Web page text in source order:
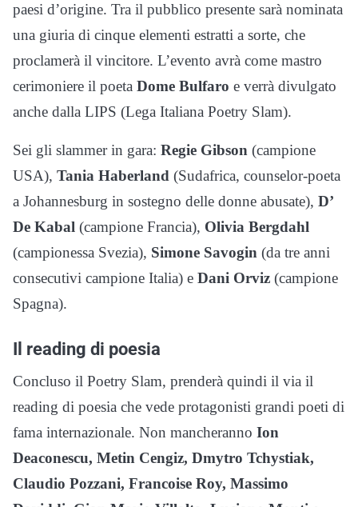
paesi d’origine. Tra il pubblico presente sarà nominata
una giuria di cinque elementi estratti a sorte, che
proclamerà il vincitore. L’evento avrà come mastro
cerimoniere il poeta Dome Bulfaro e verrà divulgato
anche dalla LIPS (Lega Italiana Poetry Slam).
Sei gli slammer in gara: Regie Gibson (campione
USA), Tania Haberland (Sudafrica, counselor-poeta
a Johannesburg in sostegno delle donne abusate), D’
De Kabal (campione Francia), Olivia Bergdahl
(campionessa Svezia), Simone Savogin (da tre anni
consecutivi campione Italia) e Dani Orviz (campione
Spagna).
Il reading di poesia
Concluso il Poetry Slam, prenderà quindi il via il
reading di poesia che vede protagonisti grandi poeti di
fama internazionale. Non mancheranno Ion
Deaconescu, Metin Cengiz, Dmytro Tchystiak,
Claudio Pozzani, Francoise Roy, Massimo